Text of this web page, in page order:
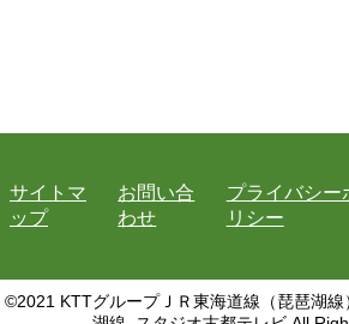
サイトマ
ップ
お問い合
わせ
プライバシー
リシー
©2021 KTTグループＪＲ東海道線（琵琶湖